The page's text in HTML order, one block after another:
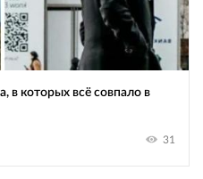
в которых всё совпало в
31